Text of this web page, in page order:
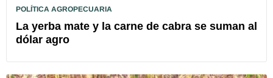
POLÍTICA AGROPECUARIA
La yerba mate y la carne de cabra se suman al
dólar agro